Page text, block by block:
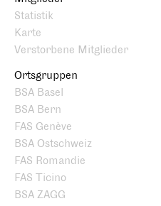
Statistik
Karte
Verstorbene Mitglieder
Ortsgruppen
BSA Basel
BSA Bern
FAS Genève
BSA Ostschweiz
FAS Romandie
FAS Ticino
BSA ZAGG